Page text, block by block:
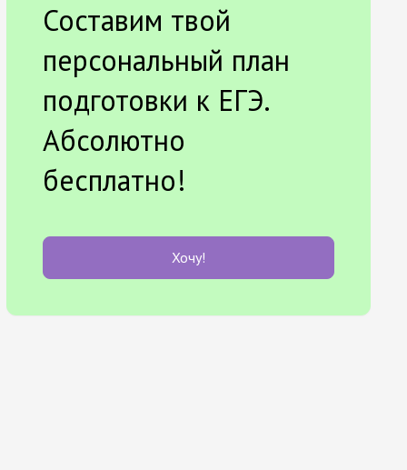
Составим твой
персональный план
подготовки к ЕГЭ.
Абсолютно
бесплатно!
Хочу!